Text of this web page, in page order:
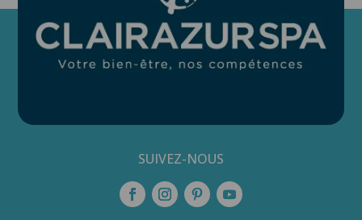
SUIVEZ-NOUS